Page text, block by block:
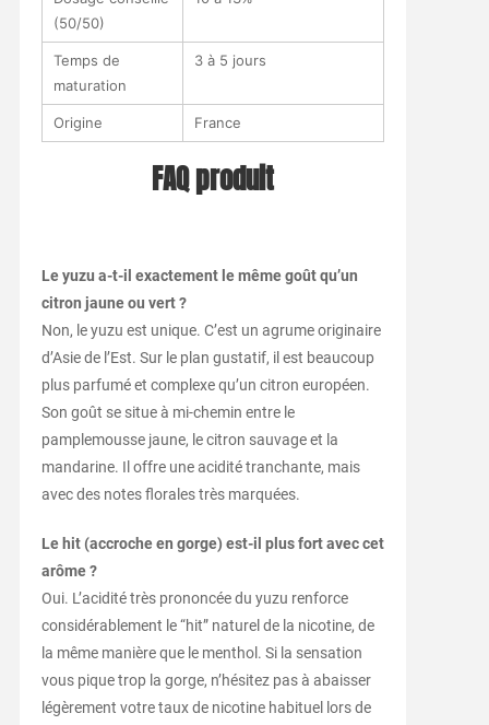
(50/50)
Temps de
maturation
3 à 5 jours
Origine France
FAQ produit
Le yuzu a-t-il exactement le même goût qu’un
citron jaune ou vert ?
Non, le yuzu est unique. C’est un agrume originaire
d’Asie de l’Est. Sur le plan gustatif, il est beaucoup
plus parfumé et complexe qu’un citron européen.
Son goût se situe à mi-chemin entre le
pamplemousse jaune, le citron sauvage et la
mandarine. Il offre une acidité tranchante, mais
avec des notes florales très marquées.
Le hit (accroche en gorge) est-il plus fort avec cet
arôme ?
Oui. L’acidité très prononcée du yuzu renforce
considérablement le “hit” naturel de la nicotine, de
la même manière que le menthol. Si la sensation
vous pique trop la gorge, n’hésitez pas à abaisser
légèrement votre taux de nicotine habituel lors de